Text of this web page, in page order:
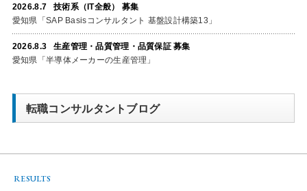
2026.8.7 技術系（IT全般） 募集
愛知県「SAP Basisコンサルタント 基盤設計構築13」
2026.8.3 生産管理・品質管理・品質保証 募集
愛知県「半導体メーカーの生産管理」
転職コンサルタントブログ
RESULTS